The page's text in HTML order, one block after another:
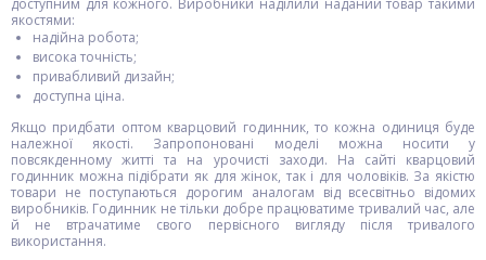
доступним для кожного. Виробники наділили наданий товар такими
якостями:
надійна робота;
висока точність;
привабливий дизайн;
доступна ціна.
Якщо придбати оптом кварцовий годинник, то кожна одиниця буде
належної якості. Запропоновані моделі можна носити у
повсякденному житті та на урочисті заходи. На сайті кварцовий
годинник можна підібрати як для жінок, так і для чоловіків. За якістю
товари не поступаються дорогим аналогам від всесвітньо відомих
виробників. Годинник не тільки добре працюватиме тривалий час, але
й не втрачатиме свого первісного вигляду після тривалого
використання.